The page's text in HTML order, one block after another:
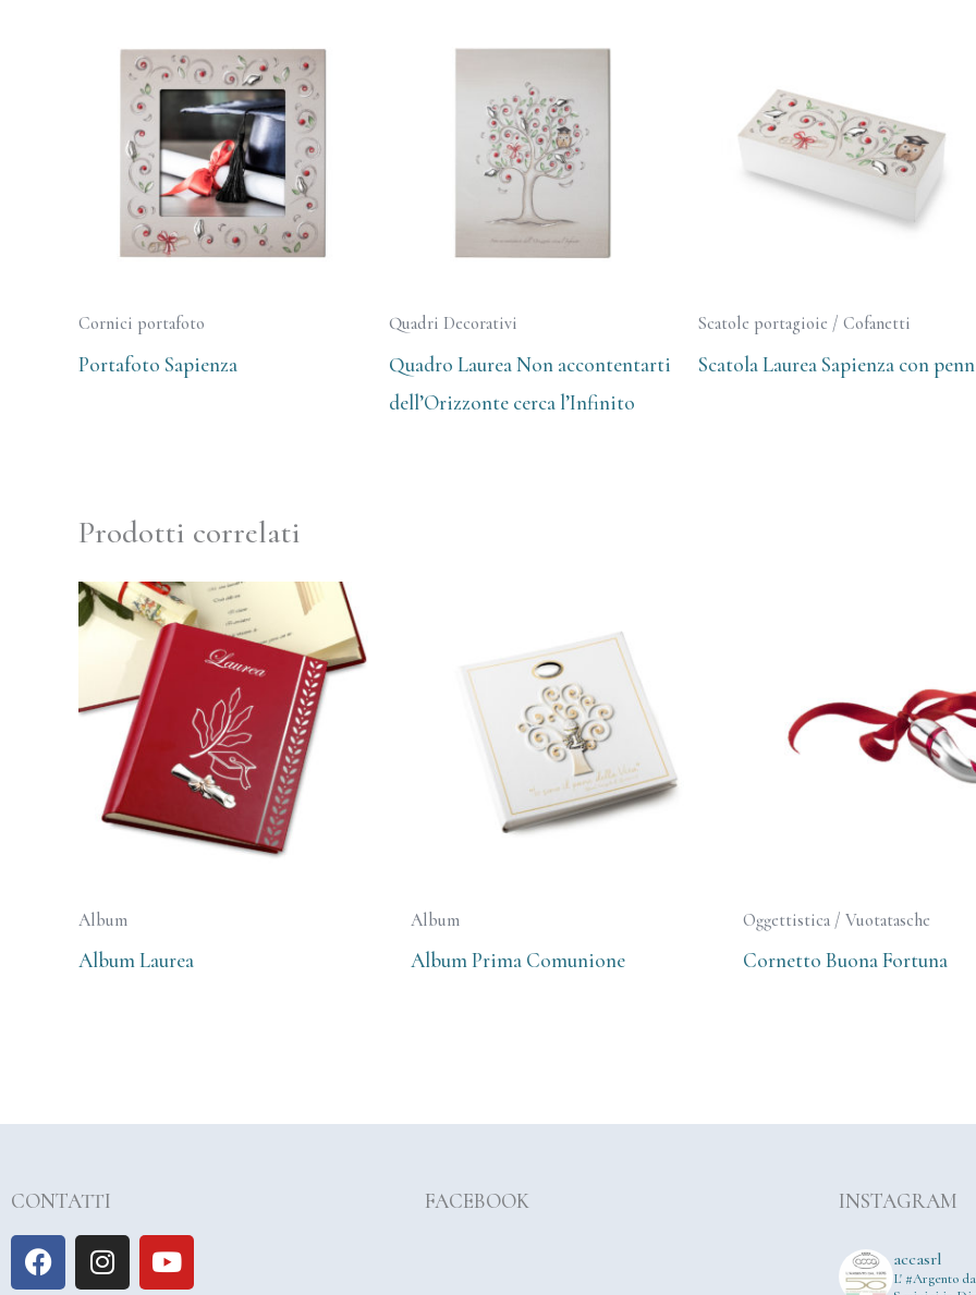
Cornici portafoto
Portafoto Sapienza
Quadri Decorativi
Quadro Laurea Non accontentarti
dell’Orizzonte cerca l’Infinito
Scatole portagioie / Cofanetti
Scatola Laurea Sapienza con
Prodotti correlati
Album
Album Laurea
Album
Album Prima Comunione
Oggettistica / Vuotatasche
Cornetto Buona Fortuna
CONTATTI
F
a
I
n
Y
o
FACEBOOK INSTAGRAM
accasrl
L' #Argento